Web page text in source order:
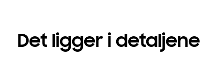
Det ligger i detaljene